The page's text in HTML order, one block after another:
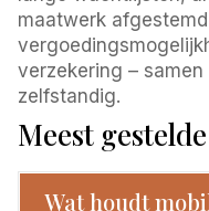
maatwerk
verzekering –
zelfstandig.
Meest
Wat houdt